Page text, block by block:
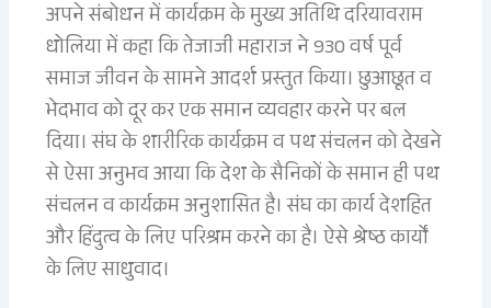
अपने संबोधन में कार्यक्रम के मुख्य अतिथि दरियावराम
धोलिया में कहा कि तेजाजी महाराज ने 930 वर्ष पूर्व
समाज जीवन के सामने आदर्श प्रस्तुत किया। छुआछूत व
भेदभाव को दूर कर एक समान व्यवहार करने पर बल
दिया। संघ के शारीरिक कार्यक्रम व पथ संचलन को देखने
से ऐसा अनुभव आया कि देश के सैनिकों के समान ही पथ
संचलन व कार्यक्रम अनुशासित है। संघ का कार्य देशहित
और हिंदुत्व के लिए परिश्रम करने का है। ऐसे श्रेष्ठ कार्यों
के लिए साधुवाद।